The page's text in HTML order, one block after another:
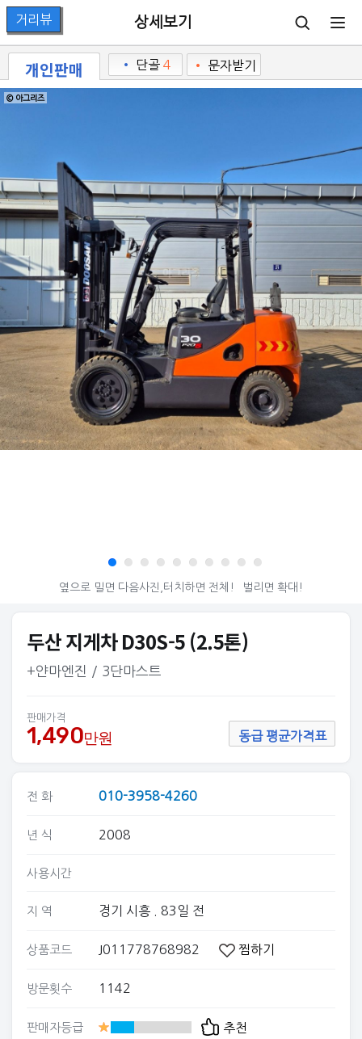
상세보기
개인판매 • 단골 4 • 문자받기
© 아그리즈
옆으로 밀면 다음사진,터치하면 전체! 벌리면 확대!
두산 지게차 D30S-5 (2.5톤)
+얀마엔진 / 3단마스트
판매가격
1,490만원 동급 평균가격표
전 화 010-3958-4260
년 식 2008
사용시간
지 역 경기 시흥 . 83일 전
상품코드 J011778768982 찜하기
방문횟수 1142
판매자등급 추천